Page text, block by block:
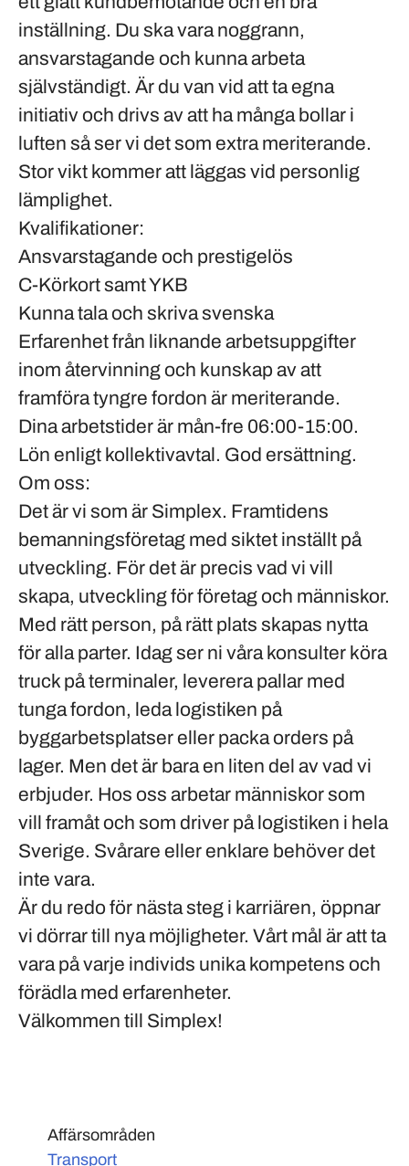
inställning. Du ska vara noggrann,
ansvarstagande och kunna arbeta
självständigt. Är du van vid att ta egna
initiativ och drivs av att ha många bollar i
luften så ser vi det som extra meriterande.
Stor vikt kommer att läggas vid personlig
lämplighet.
Kvalifikationer:
Ansvarstagande och prestigelös
C-Körkort samt YKB
Kunna tala och skriva svenska
Erfarenhet från liknande arbetsuppgifter
inom återvinning och kunskap av att
framföra tyngre fordon är meriterande.
Dina arbetstider är mån-fre 06:00-15:00.
Lön enligt kollektivavtal . God ersättning.
Om oss:
Det är vi som är Simplex. Framtidens
bemanningsföretag med siktet inställt på
utveckling. För det är precis vad vi vill
skapa, utveckling för företag och människor.
Med rätt person, på rätt plats skapas nytta
för alla parter. Idag ser ni våra konsulter köra
truck på terminaler, leverera pallar med
tunga fordon, leda logistiken på
byggarbetsplatser eller packa orders på
lager. Men det är bara en liten del av vad vi
erbjuder. Hos oss arbetar människor som
vill framåt och som driver på logistiken i hela
Sverige. Svårare eller enklare behöver det
inte vara.
Är du redo för nästa steg i karriären, öppnar
vi dörrar till nya möjligheter. Vårt mål är att ta
vara på varje individs unika kompetens och
förädla med erfarenheter.
Välkommen till Simplex!
Affärsområden
Transport